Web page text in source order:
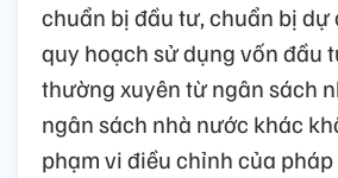
chuẩn bị đầu tư, chuẩn bị dự
quy hoạch sử dụng vốn đầu
thường xuyên từ ngân sách
ngân sách nhà nước khác
phạm vi điều chỉnh của